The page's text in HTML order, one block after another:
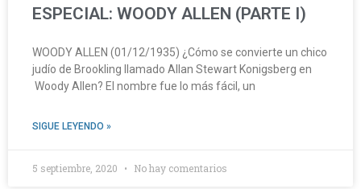
ESPECIAL: WOODY ALLEN (PARTE I)
WOODY ALLEN (01/12/1935) ¿Cómo se convierte un chico
judío de Brookling llamado Allan Stewart Konigsberg en
Woody Allen? El nombre fue lo más fácil, un
SIGUE LEYENDO »
5 septiembre, 2020 No hay comentarios